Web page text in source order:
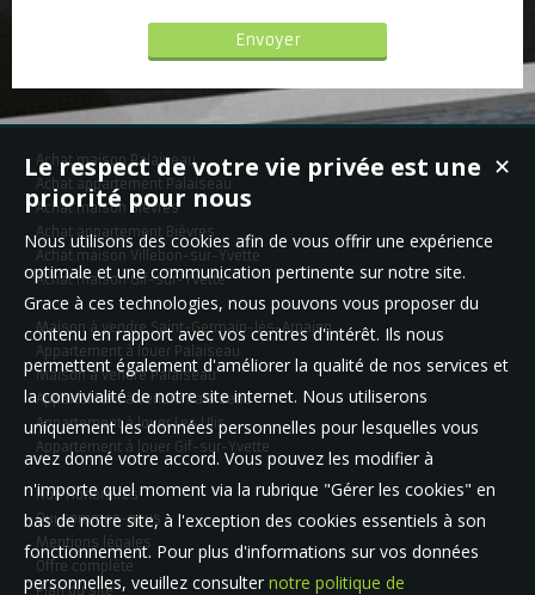
Achat maison Palaiseau
Achat appartement Palaiseau
Achat maison Bièvres
Achat appartement Bièvres
Achat maison Villebon-sur-Yvette
Achat maison Gif-sur-Yvette
Maison à vendre Saint-Germain-lès-Arpajon
Appartement à louer Palaiseau
Maison à vendre Palaiseau
Appartement à vendre Palaiseau
Appartement à louer Les Ulis
Appartement à louer Gif-sur-Yvette
Nos Honoraires
Qui sommes-nous
Mentions légales
Offre complète
Plan du site
✕
Le respect de votre vie privée est une
priorité pour nous
Nous utilisons des cookies afin de vous offrir une expérience
optimale et une communication pertinente sur notre site.
Grace à ces technologies, nous pouvons vous proposer du
contenu en rapport avec vos centres d'intérêt. Ils nous
permettent également d'améliorer la qualité de nos services et
la convivialité de notre site internet. Nous utiliserons
uniquement les données personnelles pour lesquelles vous
avez donné votre accord. Vous pouvez les modifier à
n'importe quel moment via la rubrique "Gérer les cookies" en
bas de notre site, à l'exception des cookies essentiels à son
fonctionnement. Pour plus d'informations sur vos données
personnelles, veuillez consulter notre politique de